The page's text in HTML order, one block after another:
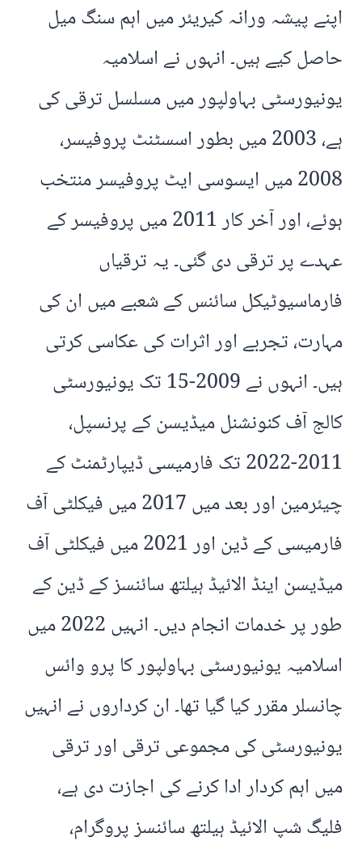
اپنے پیشہ ورانہ کیریئر میں اہم سنگ میل
حاصل کیے ہیں۔ انہوں نے اسلامیہ
یونیورسٹی بہاولپور میں مسلسل ترقی کی
ہے، 2003 میں بطور اسسٹنٹ پروفیسر،
2008 میں ایسوسی ایٹ پروفیسر منتخب
ہوئے، اور آخر کار 2011 میں پروفیسر کے
عہدے پر ترقی دی گئی۔ یہ ترقیاں
فارماسیوٹیکل سائنس کے شعبے میں ان کی
مہارت، تجربے اور اثرات کی عکاسی کرتی
ہیں۔ انہوں نے 2009-15 تک یونیورسٹی
کالج آف کنونشنل میڈیسن کے پرنسپل،
2011-2022 تک فارمیسی ڈیپارٹمنٹ کے
چیئرمین اور بعد میں 2017 میں فیکلٹی آف
فارمیسی کے ڈین اور 2021 میں فیکلٹی آف
میڈیسن اینڈ الائیڈ ہیلتھ سائنسز کے ڈین کے
طور پر خدمات انجام دیں۔ انہیں 2022 میں
اسلامیہ یونیورسٹی بہاولپور کا پرو وائس
چانسلر مقرر کیا گیا تھا۔ ان کرداروں نے انہیں
یونیورسٹی کی مجموعی ترقی اور ترقی
میں اہم کردار ادا کرنے کی اجازت دی ہے،
فلیگ شپ الائیڈ ہیلتھ سائنسز پروگرام،